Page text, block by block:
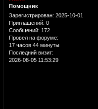
Помощник
Зарегистрирован: 2025-10-01
Приглашений: 0
Сообщений: 172
Провел на форуме:
17 часов 44 минуты
Последний визит:
2026-08-05 11:53:29